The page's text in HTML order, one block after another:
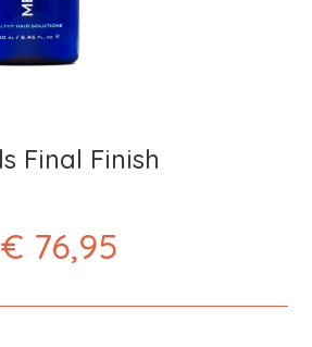
Final Finish
€ 76,95
tot
€ 76,95